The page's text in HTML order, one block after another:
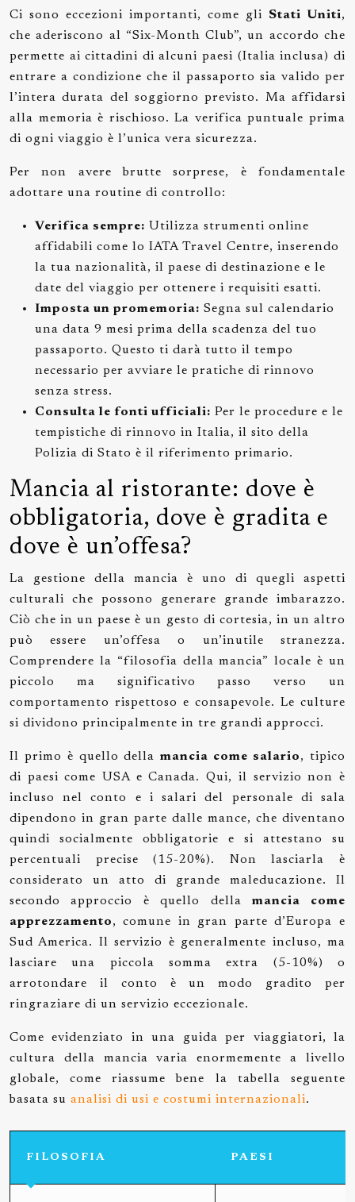
Ci sono eccezioni importanti, come gli Stati Uniti,
che aderiscono al “Six-Month Club”, un accordo che
permette ai cittadini di alcuni paesi (Italia inclusa) di
entrare a condizione che il passaporto sia valido per
l’intera durata del soggiorno previsto. Ma affidarsi
alla memoria è rischioso. La verifica puntuale prima
di ogni viaggio è l’unica vera sicurezza.
Per non avere brutte sorprese, è fondamentale
adottare una routine di controllo:
Verifica sempre: Utilizza strumenti online
affidabili come lo IATA Travel Centre, inserendo
la tua nazionalità, il paese di destinazione e le
date del viaggio per ottenere i requisiti esatti.
Imposta un promemoria: Segna sul calendario
una data 9 mesi prima della scadenza del tuo
passaporto. Questo ti darà tutto il tempo
necessario per avviare le pratiche di rinnovo
senza stress.
Consulta le fonti ufficiali: Per le procedure e le
tempistiche di rinnovo in Italia, il sito della
Polizia di Stato è il riferimento primario.
Mancia al ristorante: dove è
obbligatoria, dove è gradita e
dove è un’offesa?
La gestione della mancia è uno di quegli aspetti
culturali che possono generare grande imbarazzo.
Ciò che in un paese è un gesto di cortesia, in un altro
può essere un’offesa o un’inutile stranezza.
Comprendere la “filosofia della mancia” locale è un
piccolo ma significativo passo verso un
comportamento rispettoso e consapevole. Le culture
si dividono principalmente in tre grandi approcci.
Il primo è quello dellamancia come salario, tipico
di paesi come USA e Canada. Qui, il servizio non è
incluso nel conto e i salari del personale di sala
dipendono in gran parte dalle mance, che diventano
quindi socialmente obbligatorie e si attestano su
percentuali precise (15-20%). Non lasciarla è
considerato un atto di grande maleducazione. Il
secondo approccio è quello dellamancia come
apprezzamento, comune in gran parte d’Europa e
Sud America. Il servizio è generalmente incluso, ma
lasciare una piccola somma extra (5-10%) o
arrotondare il conto è un modo gradito per
ringraziare di un servizio eccezionale.
Come evidenziato in una guida per viaggiatori, la
cultura della mancia varia enormemente a livello
globale, come riassume bene la tabella seguente
basata su analisi di usi e costumi internazionali.
FILOSOFIA PAESI